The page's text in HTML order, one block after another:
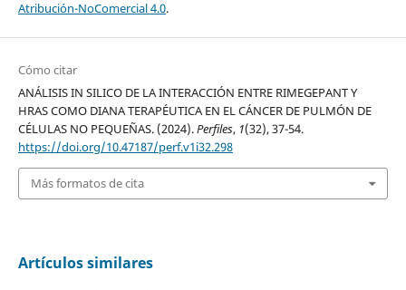
Atribución-NoComercial 4.0.
Cómo citar
ANÁLISIS IN SILICO DE LA INTERACCIÓN ENTRE RIMEGEPANT Y
HRAS COMO DIANA TERAPÉUTICA EN EL CÁNCER DE PULMÓN DE
CÉLULAS NO PEQUEÑAS. (2024).Perfiles, 1(32), 37-54.
https://doi.org/10.47187/perf.v1i32.298
Más formatos de cita
Artículos similares